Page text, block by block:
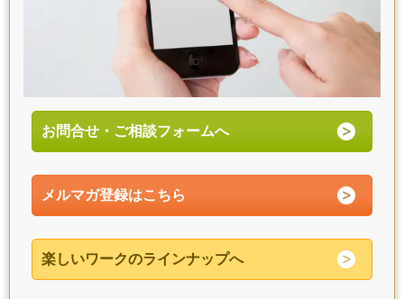
お問合せ・ご相談フォームへ
メルマガ登録はこちら
楽しいワークのラインナップへ